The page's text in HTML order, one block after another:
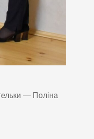
— Поліна